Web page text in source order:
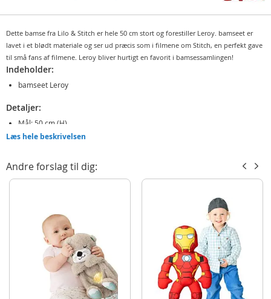
Dette bamse fra Lilo & Stitch er hele 50 cm stort og forestiller Leroy. bamseet er
lavet i et blødt materiale og ser ud præcis som i filmene om Stitch, en perfekt gave
til små fans af filmene. Leroy bliver hurtigt en favorit i bamsessamlingen!
Indeholder:
bamseet Leroy
Detaljer:
Mål: 50 cm (H)
Alder: fra 3 år
Produktdetaljer
Model
Læs hele beskrivelsen
Andre forslag til dig: